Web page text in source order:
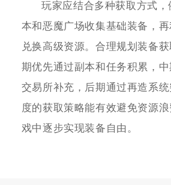
玩家应结合多种获取方式，
本和恶魔广场收集基础装备，
兑换高级资源。合理规划装备
期优先通过副本和任务积累，中
交易所补充，后期通过再造系
度的获取策略能有效避免资源
戏中逐步实现装备自由。